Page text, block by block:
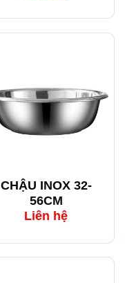
CHẬU INOX 32-
56CM
Liên hệ